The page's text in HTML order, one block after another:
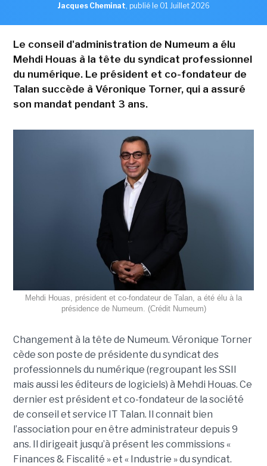
Jacques Cheminat, publié le 01 Juillet 2026
Le conseil d'administration de Numeum a élu
Mehdi Houas à la tête du syndicat professionnel
du numérique. Le président et co-fondateur de
Talan succède à Véronique Torner, qui a assuré
son mandat pendant 3 ans.
Mehdi Houas, président et co-fondateur de Talan, a été élu à la
présidence de Numeum. (Crédit Numeum)
Changement à la tête de Numeum. Véronique Torner
cède son poste de présidente du syndicat des
professionnels du numérique (regroupant les SSII
mais aussi les éditeurs de logiciels) à Mehdi Houas. Ce
dernier est président et co-fondateur de la société
de conseil et service IT Talan. Il connait bien
l’association pour en être administrateur depuis 9
ans. Il dirigeait jusqu’à présent les commissions «
Finances & Fiscalité » et « Industrie » du syndicat.